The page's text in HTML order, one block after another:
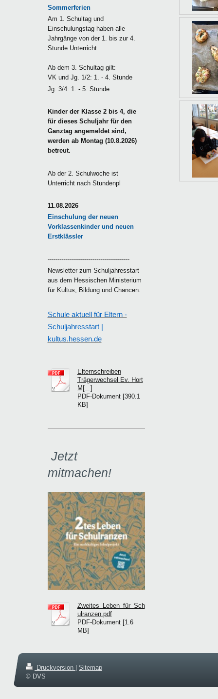
Sommerferien
Am 1. Schultag und
Einschulungstag haben alle
Jahrgänge von der 1. bis zur 4.
Stunde Unterricht.
Ab dem 3. Schultag gilt:
VK und Jg. 1/2: 1. - 4. Stunde
Jg. 3/4: 1. - 5. Stunde
Kinder der Klasse 2 bis 4, die
für dieses Schuljahr für den
Ganztag angemeldet sind,
werden ab Montag (10.8.2026)
betreut.
Ab der 2. Schulwoche ist
Unterricht nach Stundenpl
11.08.2026
Einschulung der neuen
Vorklassenkinder und neuen
Erstklässler
------------------------------------------
Newsletter zum Schuljahresstart
aus dem Hessischen Ministerium
für Kultus, Bildung und Chancen:
Schule aktuell für Eltern -
Schuljahresstart |
kultus.hessen.de
Elternschreiben
Trägerwechsel Ev. Hort
M[...]
PDF-Dokument [390.1
KB]
Jetzt
mitmachen!
Zweites_Leben_für_Sch
ulranzen.pdf
PDF-Dokument [1.6
MB]
Druckversion | Sitemap
© DVS